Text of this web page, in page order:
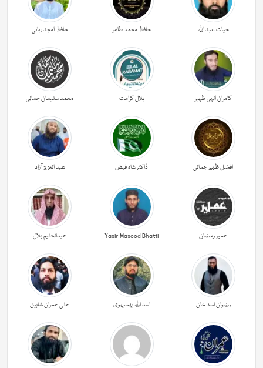
حیات عبد اللہ حافظ محمد طاھر حافظ امجد ربانی
کامران الہی ظہیر بلال کرامت محمد سلیمان جمالی
افضل ظہیر جمالی ڈاکٹر شاہ فیض عبد العزیز آزاد
عمیر رمضان Yasir Masood Bhatti عبدالحليم بلال
رضوان اسد خان اسد اللہ بھمبھوی علی عمران شاہین